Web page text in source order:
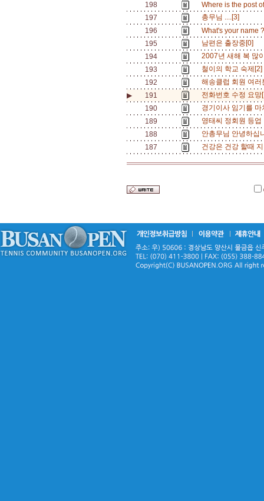
198
Where is the post
197
총무님 ....[3]
196
What's your name
195
남편은 출장중[0]
194
2007년 새해 복 많
193
철이의 학교 숙제
192
해송클럽 회원 여
▶
191
전화번호 수정 요망
190
경기이사 임기를
189
영태씨 정회원 등
188
안총무님 안녕하
187
건강은 건강 할때